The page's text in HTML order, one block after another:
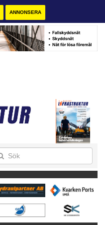
ANNONSERA